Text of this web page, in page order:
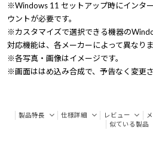
※Windows 11 セットアップ時にインタ
ウントが必要です。
※カスタマイズで選択できる機器の
対応機能は、各メーカーによって異なりま
※各写真・画像はイメージです。
※画面ははめ込み合成で、予告なく変更
製品特長 仕様詳細 レビュー
似ている製品